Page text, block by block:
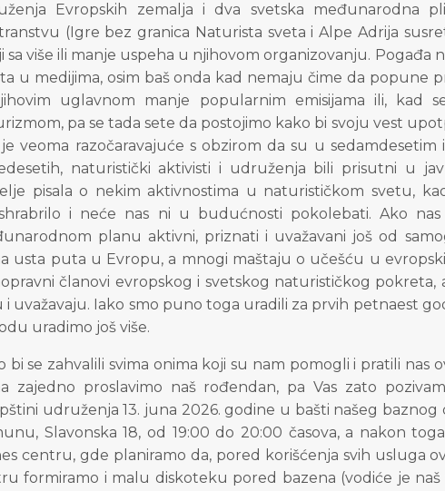
Evropskih zemalja i dva svetska međunarodna
(Igre bez granica Naturista sveta i Alpe Adrija
sa više ili manje uspeha u njihovom organizovanju. Pogađa
u medijima, osim baš onda kad nemaju čime da popune
uglavnom manje popularnim emisijama ili, kad
pa se tada sete da postojimo kako bi svoju vest
veoma razočaravajuće s obzirom da su u
naturistički aktivisti i udruženja bili prisutni u
pisala o nekim aktivnostima u naturističkom svetu,
i neće nas ni u budućnosti pokolebati. Ako
planu aktivni, priznati i uvažavani još od
usta puta u Evropu, a mnogi maštaju o učešću u
članovi evropskog i svetskog naturističkog
i uvažavaju. Iako smo puno toga uradili za prvih petnaest
uradimo još više.
bi se zahvalili svima onima koji su nam pomogli i pratili nas
zajedno proslavimo naš rođendan, pa Vas zato
udruženja 13. juna 2026. godine u bašti našeg baznog
Slavonska 18, od 19:00 do 20:00 časova, a nakon
centru, gde planiramo da, pored korišćenja svih usluga
formiramo i malu diskoteku pored bazena (vodiće je naš